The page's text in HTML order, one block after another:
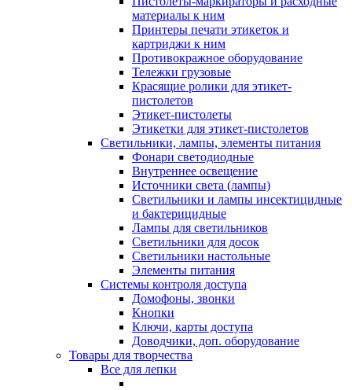
материалы к ним
Принтеры печати этикеток и
картриджи к ним
Противокражное оборудование
Тележки грузовые
Красящие ролики для этикет-
пистолетов
Этикет-пистолеты
Этикетки для этикет-пистолетов
Светильники, лампы, элементы питания
Фонари светодиодные
Внутреннее освещение
Источники света (лампы)
Светильники и лампы инсектицидные
и бактерицидные
Лампы для светильников
Светильники для досок
Светильники настольные
Элементы питания
Системы контроля доступа
Домофоны, звонки
Кнопки
Ключи, карты доступа
Доводчики, доп. оборудование
Товары для творчества
Все для лепки